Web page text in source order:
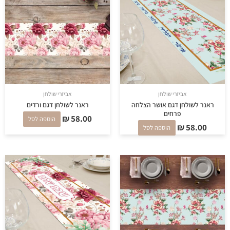
אביזרי שולחן
ראנר לשולחן דגם אושר הצלחה
פרחים
₪58.00 הוספה לסל
אביזרי שולחן
ראנר לשולחן דגם ורדים
₪58.00 הוספה לסל